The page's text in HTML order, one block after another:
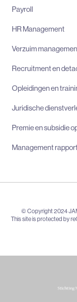
Payroll
HR Management
Verzuim
Recruitment en
Opleidingen en
Juridische
Premie en subsidie
Management
© Copyright 2024
This site is protected by